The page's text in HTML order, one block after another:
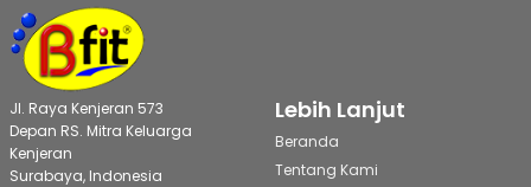
Jl. Raya Kenjeran 573
Depan RS. Mitra Keluarga
Kenjeran
Surabaya, Indonesia
Lebih Lanjut
Beranda
Tentang Kami